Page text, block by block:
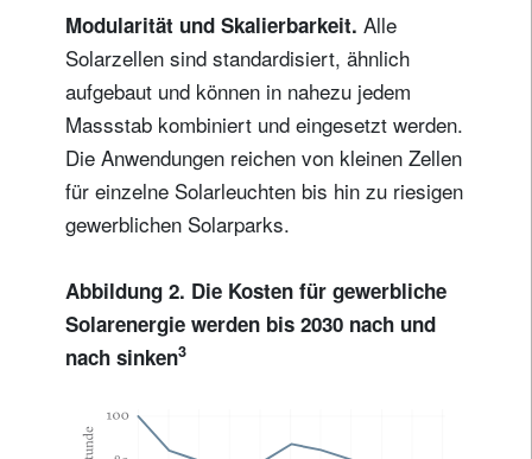
Modularität und Skalierbarkeit. Alle
Solarzellen sind standardisiert, ähnlich
aufgebaut und können in nahezu jedem
Massstab kombiniert und eingesetzt werden.
Die Anwendungen reichen von kleinen Zellen
für einzelne Solarleuchten bis hin zu riesigen
gewerblichen Solarparks.
Abbildung 2. Die Kosten für gewerbliche
Solarenergie werden bis 2030 nach und
nach sinken3